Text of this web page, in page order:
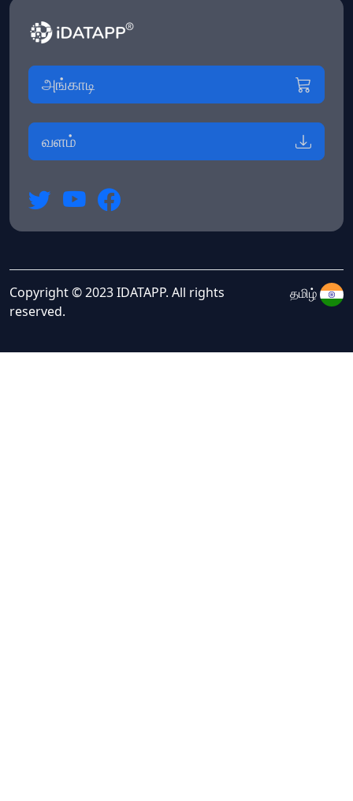
அங்காடி
வளம்
Copyright © 2023 IDATAPP. All rights
reserved.
தமிழ்